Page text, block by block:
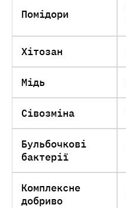
Помідори
Хітозан
Мідь
Сівозміна
Бульбочкові
бактерії
Комплексне
добриво